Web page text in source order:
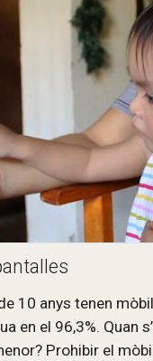
10 anys tenen
en el 96,3%. Quan
Prohibir el